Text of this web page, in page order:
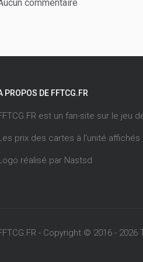
commentaire
PROPOS DE FFTCG.FR
est un fan-site sur le jeu
prix des cartes à l'unité
réalisé par Nastsd
- Copyright © 2016 -